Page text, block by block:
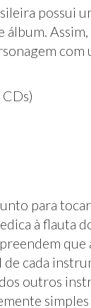
possui
álbum.
com
para
à flauta
cada
outros
simples